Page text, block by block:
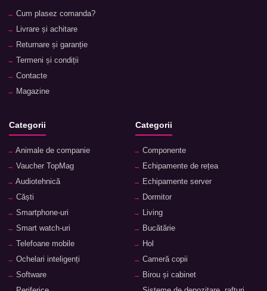
Cum plasez comanda?
Livrare și achitare
Returnare și garanție
Termeni și condiții
Contacte
Magazine
Categorii
Animale de companie
Vaucher TopMag
Audiotehnică
Căști
Smartphone-uri
Smart watch-uri
Telefoane mobile
Ochelari inteligenți
Software
Categorii
Componente
Echipamente de rețea
Echipamente server
Dormitor
Living
Bucătărie
Hol
Cameră copii
Birou și cabinet